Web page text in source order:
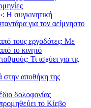
Η συγκινητική
για τον αείμνηστο
τους εργοδότες: Με
το κινητό
Τι ισχύει για τις
στην αποθήκη της
δολοφονίας
το Κίεβο